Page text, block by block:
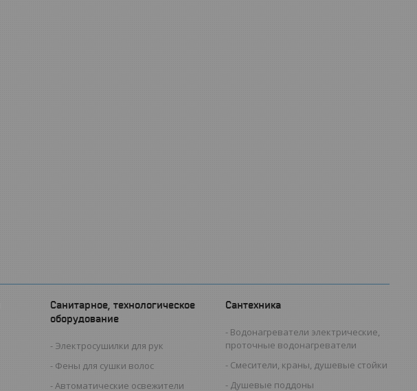
Санитарное, технологическое
оборудование
Электросушилки для рук
Фены для сушки волос
Автоматические освежители
Сантехника
Водонагреватели электрические,
проточные водонагреватели
Смесители, краны, душевые стойки
Душевые поддоны